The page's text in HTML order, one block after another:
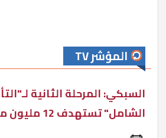
المؤشر TV
السبكي: المرحلة الثانية
الشامل" تستهدف 12 مليون مواطن